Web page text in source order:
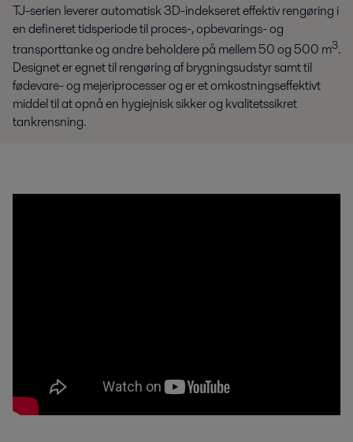
TJ-serien leverer automatisk 3D-indekseret effektiv rengøring i
en defineret tidsperiode til proces-, opbevarings- og
transporttanke og andre beholdere på mellem 50 og 500 m3.
Designet er egnet til rengøring af brygningsudstyr samt til
fødevare- og mejeriprocesser og er et omkostningseffektivt
middel til at opnå en hygiejnisk sikker og kvalitetssikret
tankrensning.